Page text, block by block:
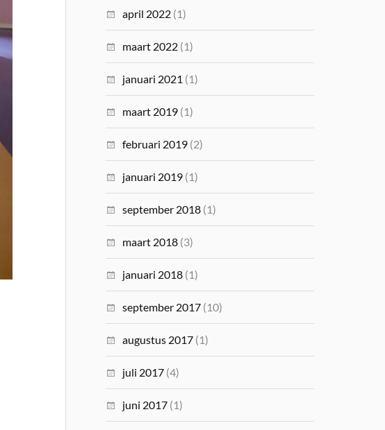
april 2022 (1)
maart 2022 (1)
januari 2021 (1)
maart 2019 (1)
februari 2019 (2)
januari 2019 (1)
september 2018 (1)
maart 2018 (3)
januari 2018 (1)
september 2017 (10)
augustus 2017 (1)
juli 2017 (4)
juni 2017 (1)